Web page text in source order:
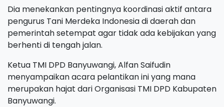
Dia menekankan pentingnya koordinasi aktif antara
pengurus Tani Merdeka Indonesia di daerah dan
pemerintah setempat agar tidak ada kebijakan yang
berhenti di tengah jalan.
Ketua TMI DPD Banyuwangi, Alfan Saifudin
menyampaikan acara pelantikan ini yang mana
merupakan hajat dari Organisasi TMI DPD Kabupaten
Banyuwangi.